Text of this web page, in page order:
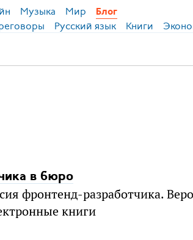
Музыка Мир Блог
Русский язык Книги
в бюро
фронтенд-разработчика.
книги